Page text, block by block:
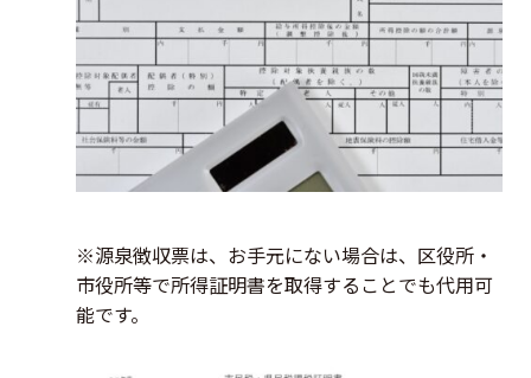
※源泉徴収票は、お手元にない場合は、区役所・
市役所等で所得証明書を取得することでも代用可
能です。